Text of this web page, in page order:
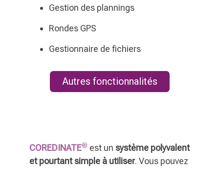
Gestion des plannings
Rondes GPS
Gestionnaire de fichiers
Autres fonctionnalités
COREDINATE® est un système polyvalent
et pourtant simple à utiliser. Vous pouvez